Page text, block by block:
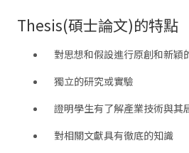
Thesis(碩士論文)的特點
對思想和假設進行原創和新穎
獨立的研究或實驗
證明學生有了解產業技術與其
對相關文獻具有徹底的知識